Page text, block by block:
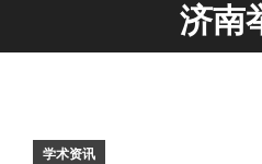
济南
学术资讯